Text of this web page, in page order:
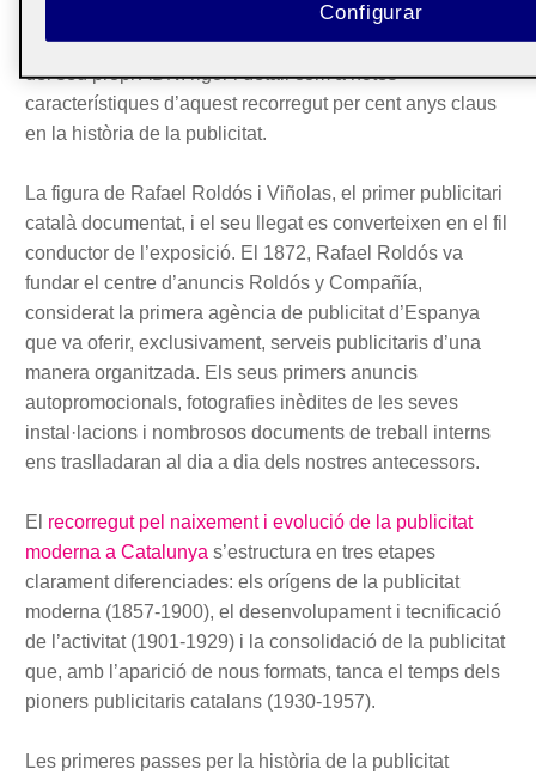
docent de publicitat a la UOC-, Cristina Martorell, Isabel
Solanas i Joan Sabaté) han sabut destil·lar amb el segell
del seu propi ADN: rigor i detall com a notes
característiques d’aquest recorregut per cent anys claus
en la història de la publicitat.
La figura de Rafael Roldós i Viñolas, el primer publicitari
català documentat, i el seu llegat es converteixen en el fil
conductor de l’exposició. El 1872, Rafael Roldós va
fundar el centre d’anuncis Roldós y Compañía,
considerat la primera agència de publicitat d’Espanya
que va oferir, exclusivament, serveis publicitaris d’una
manera organitzada. Els seus primers anuncis
autopromocionals, fotografies inèdites de les seves
instal·lacions i nombrosos documents de treball interns
ens traslladaran al dia a dia dels nostres antecessors.
El recorregut pel naixement i evolució de la publicitat
moderna a Catalunya s’estructura en tres etapes
clarament diferenciades: els orígens de la publicitat
moderna (1857-1900), el desenvolupament i tecnificació
de l’activitat (1901-1929) i la consolidació de la publicitat
que, amb l’aparició de nous formats, tanca el temps dels
pioners publicitaris catalans (1930-1957).
Les primeres passes per la història de la publicitat
Configurar